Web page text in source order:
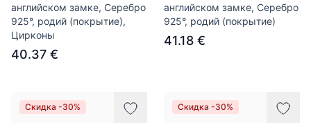
английском замке, Серебро
925°, родий (покрытие),
Цирконы
40.37 €
английском замке, Серебро
925°, родий (покрытие)
41.18 €
Скидка -30% Скидка -30%